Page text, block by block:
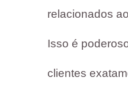
relacionados
Isso é
clientes